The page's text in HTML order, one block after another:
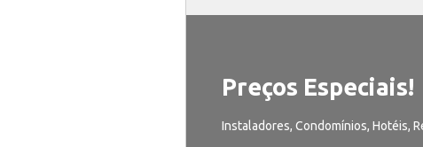
Preços Especiais!
Instaladores, Condomínios, Hotéis,